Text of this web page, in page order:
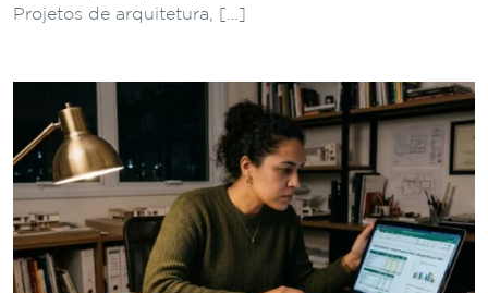
Projetos de arquitetura, […]